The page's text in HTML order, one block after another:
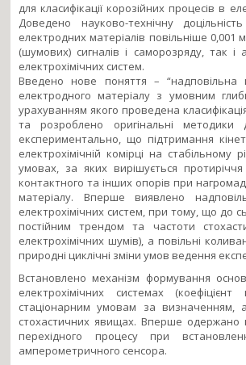
для класифікації корозійних процесів в
Доведено науково-технічну
електродних матеріалів повільніше
(шумових) сигналів і саморозряду, так і
електрохімічних систем.
Введено нове поняття – “надповільна
електродного матеріалу з умовним
урахуванням якого проведена
та розроблено оригінальні методики
експериментально, що підтримання
електрохімічній комірці на стабільному
умовах, за яких вирішується протиріччя
контактного та інших опорів при
матеріалу. Вперше виявлено
електрохімічних систем, при тому, що до
постійним трендом та частоти
електрохімічних шумів), а повільні
природні циклічні зміни умов ведення
Встановлено механізм формування
електрохімічних системах
стаціонарним умовам за визначенням,
стохастичних явищах. Вперше одержано
перехідного процесу при
амперометричного сенсора.